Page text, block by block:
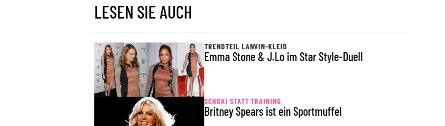
LESEN SIE AUCH
TRENDTEIL LANVIN-KLEID
Emma Stone & J.Lo im Star Style-Duell
SCHOKI STATT TRAINING
Britney Spears ist ein Sportmuffel